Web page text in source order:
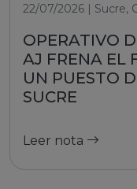
22/07/2026 | Sucre,
OPERATIVO
AJ FRENA EL
UN PUESTO
SUCRE
Leer nota